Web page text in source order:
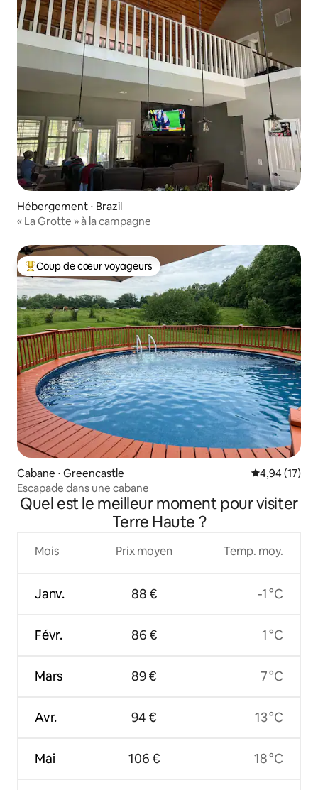
Hébergement ⋅ Brazil
« La Grotte » à la campagne
Coups de cœur voyageurs les plus appréciés
Coup de cœur voyageurs
Cabane ⋅ Greencastle Évaluation
4,94 (17)
Escapade dans une cabane
Quel est le meilleur moment pour visiter
Terre Haute ?
Mois
Janv.
Févr.
Mars
Avr.
Mai
Prix moyen
88 €
86 €
89 €
94 €
106 €
Temp. moy.
-1 °C
1 °C
7 °C
13 °C
18 °C